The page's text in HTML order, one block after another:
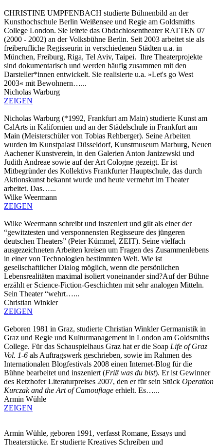
CHRISTINE UMPFENBACH studierte Bühnenbild an der
Kunsthochschule Berlin Weißensee und Regie am Goldsmiths
College London. Sie leitete das Obdachlosentheater RATTEN 07
(2000 - 2002) an der Volksbühne Berlin. Seit 2003 arbeitet sie als
freiberufliche Regisseurin in verschiedenen Städten u.a. in
München, Freiburg, Riga, Tel Aviv, Taipei. Ihre Theaterprojekte
sind dokumentarisch und werden häufig zusammen mit den
Darsteller*innen entwickelt. Sie realisierte u.a. »Let's go West
2003« mit Bewohnern…...
Nicholas Warburg
ZEIGEN
Nicholas Warburg (*1992, Frankfurt am Main) studierte Kunst am
CalArts in Kalifornien und an der Städelschule in Frankfurt am
Main (Meisterschüler von Tobias Rehberger). Seine Arbeiten
wurden im Kunstpalast Düsseldorf, Kunstmuseum Marburg, Neuen
Aachener Kunstverein, in den Galerien Anton Janizewski und
Judith Andreae sowie auf der Art Cologne gezeigt. Er ist
Mitbegründer des Kollektivs Frankfurter Hauptschule, das durch
Aktionskunst bekannt wurde und heute vermehrt im Theater
arbeitet. Das…...
Wilke Weermann
ZEIGEN
Wilke Weermann schreibt und inszeniert und gilt als einer der
“gewitztesten und versponnensten Regisseure des jüngeren
deutschen Theaters” (Peter Kümmel, ZEIT). Seine vielfach
ausgezeichneten Arbeiten kreisen um Fragen des Zusammenlebens
in einer von Technologien bestimmten Welt. Wie ist
gesellschaftlicher Dialog möglich, wenn die persönlichen
Lebensrealitäten maximal isoliert voneinander sind?Auf der Bühne
erzählt er Science-Fiction-Geschichten mit sehr analogen Mitteln.
Sein Theater “wehrt…...
Christian Winkler
ZEIGEN
Geboren 1981 in Graz, studierte Christian Winkler Germanistik in
Graz und Regie und Kulturmanagement in London am Goldsmiths
College. Für das Schauspielhaus Graz hat er die Soap Life of Graz
Vol. 1-6 als Auftragswerk geschrieben, sowie im Rahmen des
Internationalen Blogfestivals 2008 einen Internet-Blog für die
Bühne bearbeitet und inszeniert (Friß was du bist). Er ist Gewinner
des Retzhofer Literaturpreises 2007, den er für sein Stück Operation
Kurczak and the Art of Camouflage erhielt. Es…...
Armin Wühle
ZEIGEN
Armin Wühle, geboren 1991, verfasst Romane, Essays und
Theaterstücke. Er studierte Kreatives Schreiben und